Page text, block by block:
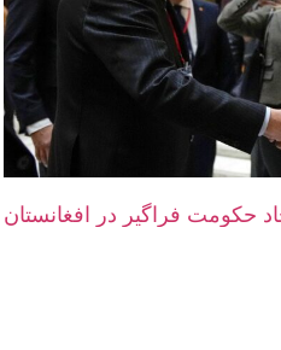
حکومت فراگیر در افغانستان